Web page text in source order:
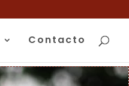
Contacto